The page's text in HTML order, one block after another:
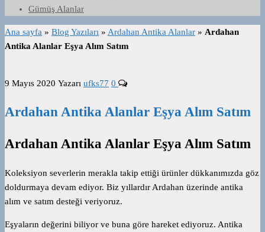
Gümüş Alanlar
Ana sayfa » Blog Yazıları » Ardahan Antika Alanlar » Ardahan
Antika Alanlar Eşya Alım Satım
9 Mayıs 2020 Yazarı ufks77 0
Ardahan Antika Alanlar Eşya Alım Satım
Ardahan Antika Alanlar Eşya Alım Satım
Koleksiyon severlerin merakla takip ettiği ürünler dükkanımızda göz
doldurmaya devam ediyor. Biz yıllardır Ardahan üzerinde antika
alım ve satım desteği veriyoruz.
Eşyaların değerini biliyor ve buna göre hareket ediyoruz. Antika